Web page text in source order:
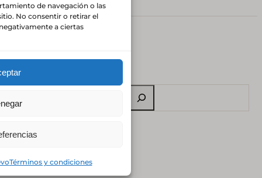
de navegación o las
No consentir o retirar el
a ciertas
Términos y condiciones
u
c
r